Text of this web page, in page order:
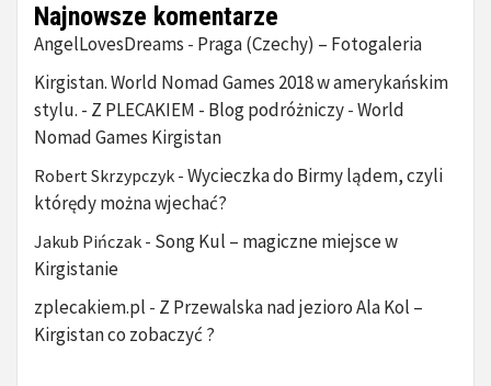
Najnowsze komentarze
AngelLovesDreams - Praga (Czechy) – Fotogaleria
Kirgistan. World Nomad Games 2018 w amerykańskim
stylu. - Z PLECAKIEM - Blog podróżniczy - World
Nomad Games Kirgistan
Robert Skrzypczyk - Wycieczka do Birmy lądem, czyli
którędy można wjechać?
Jakub Pińczak - Song Kul – magiczne miejsce w
Kirgistanie
zplecakiem.pl - Z Przewalska nad jezioro Ala Kol –
Kirgistan co zobaczyć ?